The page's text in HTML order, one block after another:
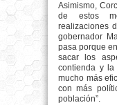
Asimismo,
de estos
realizaciones
gobernador
pasa porque
sacar los
contienda y la
mucho más
con más
población”.